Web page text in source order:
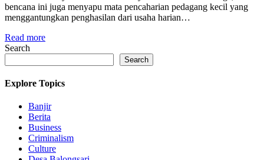
bencana ini juga menyapu mata pencaharian pedagang kecil yang
menggantungkan penghasilan dari usaha harian…
Read more
Search
Search
Explore Topics
Banjir
Berita
Business
Criminalism
Culture